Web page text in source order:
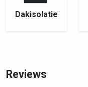
Dakisolatie
Reviews